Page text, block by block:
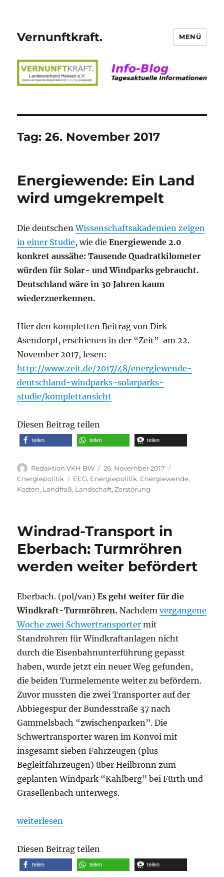
Vernunftkraft. MENÜ
Tag:26. November 2017
Energiewende: Ein Land
wird umgekrempelt
Die deutschenWissenschaftsakademien zeigen
in einer Studie, wie dieEnergiewende 2.0
konkret aussähe: Tausende Quadratkilometer
würden für Solar- und Windparks gebraucht.
Deutschland wäre in 30 Jahren kaum
wiederzuerkennen.
Hier den kompletten Beitrag von Dirk
Asendorpf, erschienen in der “Zeit” am 22.
November 2017, lesen:
http://www.zeit.de/2017/48/energiewende-
deutschland-windparks-solarparks-
studie/komplettansicht
Diesen Beitrag teilen
teilen teilen teilen
Autor
Redaktion VKH BW
Veröffentlicht
am
26. November 2017
Energiepolitik
Schlagwörter
EEG, Energiepolitik, Energiewende,
Kosten, Landfraß, Landschaft,Zerstörung
Windrad-Transport in
Eberbach: Turmröhren
werden weiter befördert
Eberbach. (pol/van)Es geht weiter für die
Windkraft-Turmröhren. Nachdemvergangene
Woche zwei Schwertransporter mit
Standrohren für Windkraftanlagen nicht
durch die Eisenbahnunterführung gepasst
haben, wurde jetzt ein neuer Weg gefunden,
die beiden Turmelemente weiter zu befördern.
Zuvor mussten die zwei Transporter auf der
Abbiegespur der Bundesstraße 37 nach
Gammelsbach “zwischenparken”. Die
Schwertransporter waren im Konvoi mit
insgesamt sieben Fahrzeugen (plus
Begleitfahrzeugen) über Heilbronn zum
geplanten Windpark “Kahlberg” bei Fürth und
Grasellenbach unterwegs.
„Windrad-Transport in Eberbach: Turmröhren
weiterlesen
Diesen Beitrag teilen
teilen teilen teilen